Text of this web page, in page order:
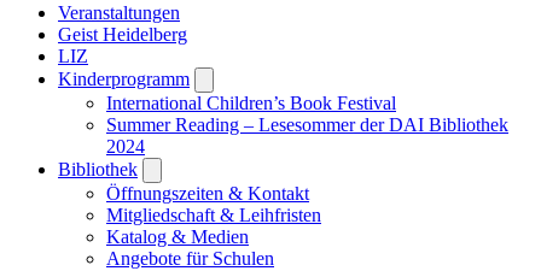
Veranstaltungen
Geist Heidelberg
LIZ
Kinderprogramm
submenu
International Children’s Book Festival
Summer Reading – Lesesommer der DAI Bibliothek
2024
Bibliothek
submenu
Öffnungszeiten & Kontakt
Mitgliedschaft & Leihfristen
Katalog & Medien
Angebote für Schulen